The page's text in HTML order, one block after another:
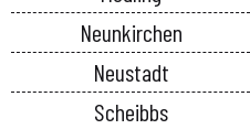
Neunkirchen
Neustadt
Scheibbs